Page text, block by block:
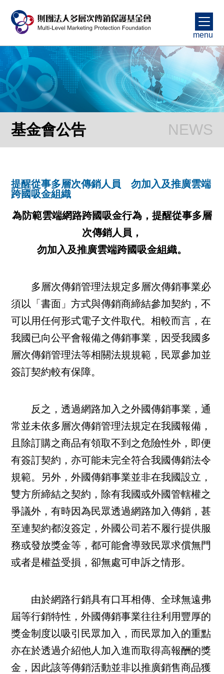
menu
基金會公告
提醒從事多層次傳銷人員 勿加入及推廣雲端
跨國吸金組織
為防範雲端網路跨國吸金行為，提醒從事多層
次傳銷人員，
勿加入及推廣雲端跨國吸金組織。
多層次傳銷管理法規定多層次傳銷事業必
須以「書面」方式與傳銷商締結參加契約，不
可以用任何形式電子文件取代。相較而言，在
我國已向公平會報備之傳銷事業，因受我國多
層次傳銷管理法等相關法規規範，民眾參加並
簽訂契約較有保障。
反之，透過網路加入之外國傳銷事業，通
常並未依多層次傳銷管理法規定在我國報備，
且除訂購之商品有領取不到之危險性外，即便
有簽訂契約，亦可能未完全符合我國傳銷法令
規範。另外，外國傳銷事業並非在我國設立，
雙方所締結之契約，除有我國或外國管轄權之
爭議外，有時因為民眾透過網路加入傳銷，甚
至連契約都沒簽定，外國公司若不履行提供服
務或發放獎金等，都可能會導致民眾求償無門
或者是權益受損，卻無處可申訴之情形。
由於網路行銷具有口耳相傳、全球無遠弗
屆等行銷特性，外國傳銷事業往往利用豐厚的
獎金制度以吸引民眾加入，而民眾加入的重點
亦在於透過介紹他人加入進而取得高報酬的獎
金，因此該等傳銷活動並非以推廣銷售商品獲